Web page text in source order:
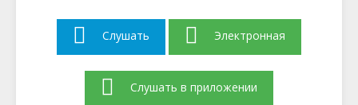
Слушать Электронная
Слушать в приложении